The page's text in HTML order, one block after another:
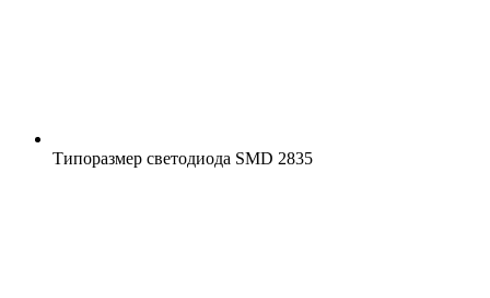
Типоразмер светодиода SMD 2835